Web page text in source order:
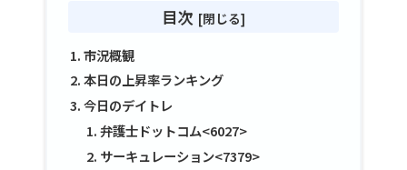
目次
市況概観
本日の上昇率ランキング
今日のデイトレ
弁護士ドットコム<6027>
サーキュレーション<7379>